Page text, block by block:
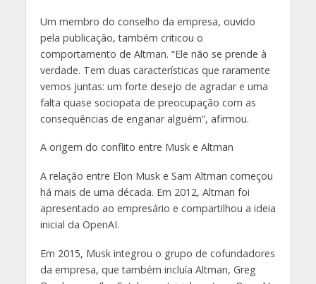
Um membro do conselho da empresa, ouvido
pela publicação, também criticou o
comportamento de Altman. “Ele não se prende à
verdade. Tem duas características que raramente
vemos juntas: um forte desejo de agradar e uma
falta quase sociopata de preocupação com as
consequências de enganar alguém”, afirmou.
A origem do conflito entre Musk e Altman
A relação entre Elon Musk e Sam Altman começou
há mais de uma década. Em 2012, Altman foi
apresentado ao empresário e compartilhou a ideia
inicial da OpenAI.
Em 2015, Musk integrou o grupo de cofundadores
da empresa, que também incluía Altman, Greg